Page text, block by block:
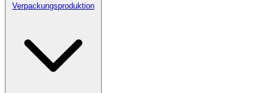
Verpackungsproduktion